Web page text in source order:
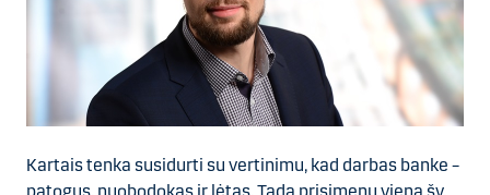
Kartais tenka susidurti su vertinimu, kad darbas banke –